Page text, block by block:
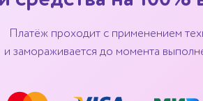
Платёж проходит с применением
и замораживается до момента